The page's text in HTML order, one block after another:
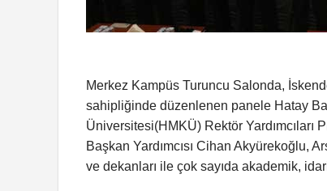
Merkez Kampüs Turuncu Salonda,
sahipliğinde düzenlenen panele Hatay
Üniversitesi(HMKÜ) Rektör
Başkan Yardımcısı Cihan Akyürekoğlu,
ve dekanları ile çok sayıda akademik,